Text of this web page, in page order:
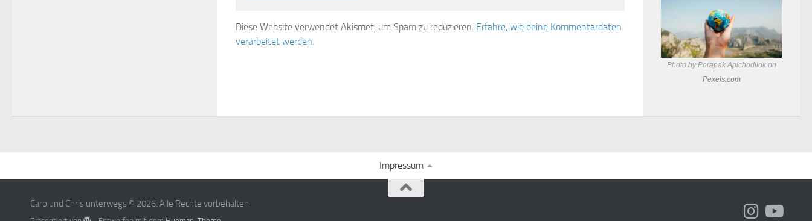
Diese Website verwendet Akismet, um Spam zu reduzieren. Erfahre, wie deine Kommentardaten
verarbeitet werden.
Photo by Porapak Apichodilok on
Pexels.com
Impressum
Caro und Chris unterwegs © 2026. Alle Rechte vorbehalten.